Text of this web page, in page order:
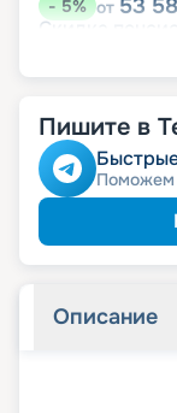
-5% от 53
Скидка
Пишите в
Поможем
Описание